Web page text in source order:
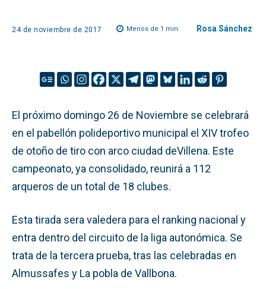
24 de noviembre de 2017 Menos de 1 min. Rosa Sánchez
El próximo domingo 26 de Noviembre se celebrará
en el pabellón polideportivo municipal el XIV trofeo
de otoño de tiro con arco ciudad deVillena. Este
campeonato, ya consolidado, reunirá a 112
arqueros de un total de 18 clubes.
Esta tirada sera valedera para el ranking nacional y
entra dentro del circuito de la liga autonómica. Se
trata de la tercera prueba, tras las celebradas en
Almussafes y La pobla de Vallbona.